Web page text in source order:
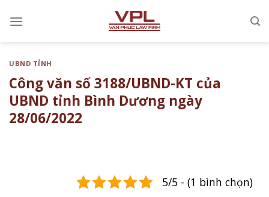
đến
UBND TỈNH
Công văn số 3188/UBND-KT của
UBND tỉnh Bình Dương ngày
28/06/2022
5/5 - (1 bình chọn)